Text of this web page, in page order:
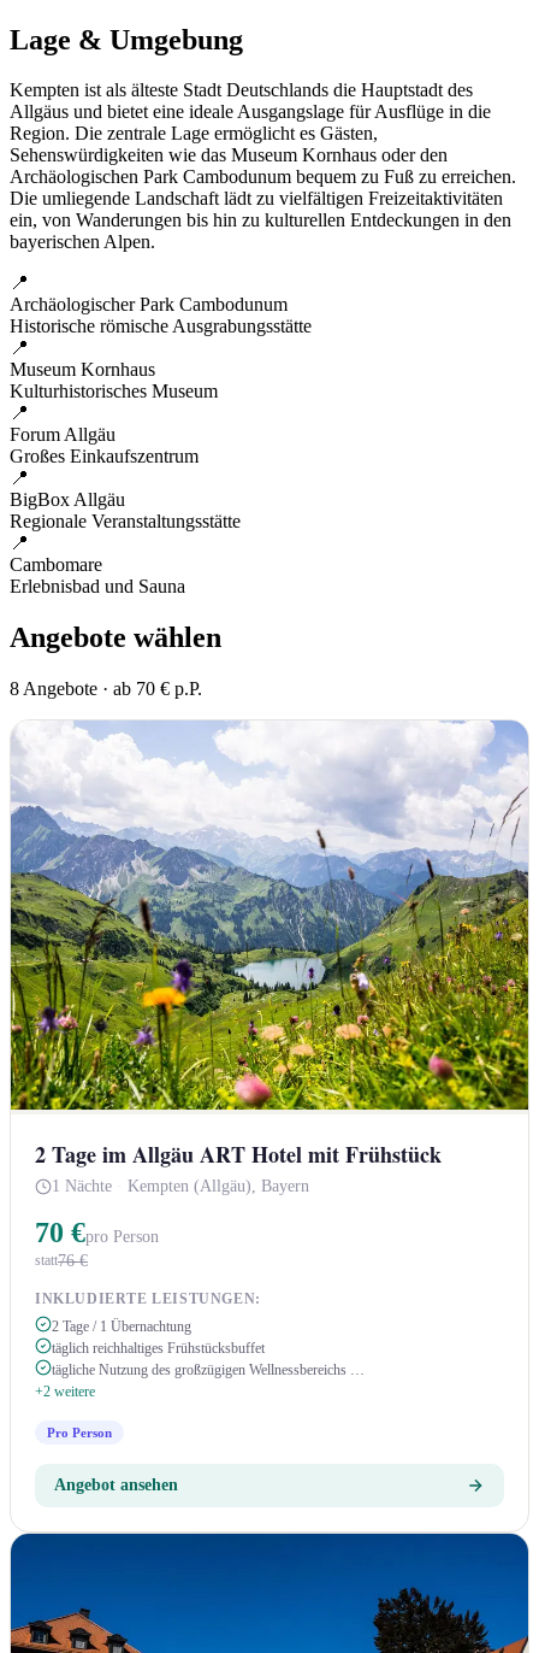
Lage & Umgebung
Kempten ist als älteste Stadt Deutschlands die Hauptstadt des
Allgäus und bietet eine ideale Ausgangslage für Ausflüge in die
Region. Die zentrale Lage ermöglicht es Gästen,
Sehenswürdigkeiten wie das Museum Kornhaus oder den
Archäologischen Park Cambodunum bequem zu Fuß zu erreichen.
Die umliegende Landschaft lädt zu vielfältigen Freizeitaktivitäten
ein, von Wanderungen bis hin zu kulturellen Entdeckungen in den
bayerischen Alpen.
📍
Archäologischer Park Cambodunum
Historische römische Ausgrabungsstätte
📍
Museum Kornhaus
Kulturhistorisches Museum
📍
Forum Allgäu
Großes Einkaufszentrum
📍
BigBox Allgäu
Regionale Veranstaltungsstätte
📍
Cambomare
Erlebnisbad und Sauna
Angebote wählen
8 Angebote · ab 70 € p.P.
2 Tage im Allgäu ART Hotel mit Frühstück
1 Nächte · Kempten (Allgäu), Bayern
70 €pro Person
statt76 €
INKLUDIERTE LEISTUNGEN:
2 Tage / 1 Übernachtung
täglich reichhaltiges Frühstücksbuffet
tägliche Nutzung des großzügigen Wellnessbereichs …
+2 weitere
Pro Person
Angebot ansehen